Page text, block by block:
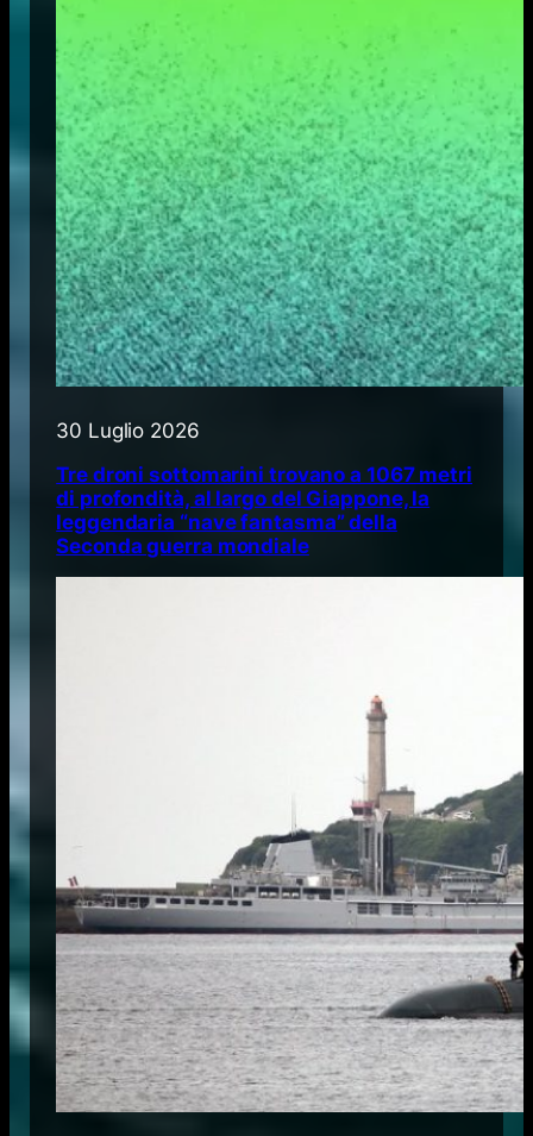
30 Luglio 2026
Tre droni sottomarini trovano a 1067 metri
di profondità, al largo del Giappone, la
leggendaria “nave fantasma” della
Seconda guerra mondiale